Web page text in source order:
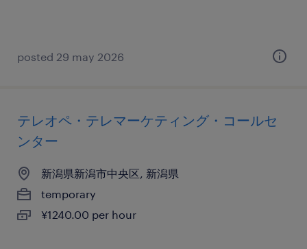
posted 29 may 2026
テレオペ・テレマーケティング・コールセ
ンター
新潟県新潟市中央区, 新潟県
temporary
¥1240.00 per hour